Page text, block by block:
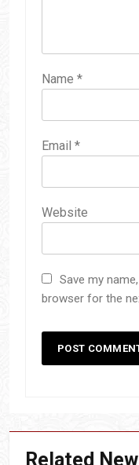
Name *
Email *
Website
Save my
browser for the
Related